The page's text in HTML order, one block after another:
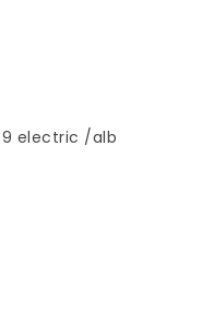
electric /alb